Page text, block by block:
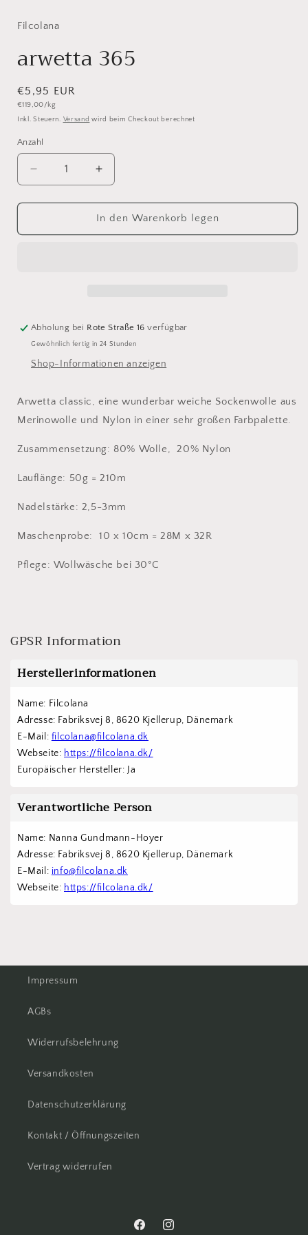
Modal
Filcolana
arwetta 365
Normaler
Preis
€5,95 EUR
Grundpreis
€119,00/kg
Inkl. Steuern. Versand wird beim Checkout berechnet
Anzahl
Anzahl
Verringere
die
Menge
arwetta
Erhöhe
die
Menge
für
arwetta
In den Warenkorb legen
Abholung bei Rote Straße 16 verfügbar
Gewöhnlich fertig in 24 Stunden
Shop-Informationen anzeigen
Arwetta classic, eine wunderbar weiche Sockenwolle aus
Merinowolle und Nylon in einer sehr großen Farbpalette.
Zusammensetzung: 80% Wolle, 20% Nylon
Lauflänge: 50g = 210m
Nadelstärke: 2,5-3mm
Maschenprobe: 10 x 10cm = 28M x 32R
Pflege: Wollwäsche bei 30°C
GPSR Information
Herstellerinformationen
Name: Filcolana
Adresse: Fabriksvej 8, 8620 Kjellerup, Dänemark
E-Mail: filcolana@filcolana.dk
Webseite: https://filcolana.dk/
Europäischer Hersteller: Ja
Verantwortliche Person
Name: Nanna Gundmann-Hoyer
Adresse: Fabriksvej 8, 8620 Kjellerup, Dänemark
E-Mail: info@filcolana.dk
Webseite: https://filcolana.dk/
Impressum
AGBs
Widerrufsbelehrung
Versandkosten
Datenschutzerklärung
Kontakt / Öffnungszeiten
Vertrag widerrufen
FacebookInstagram